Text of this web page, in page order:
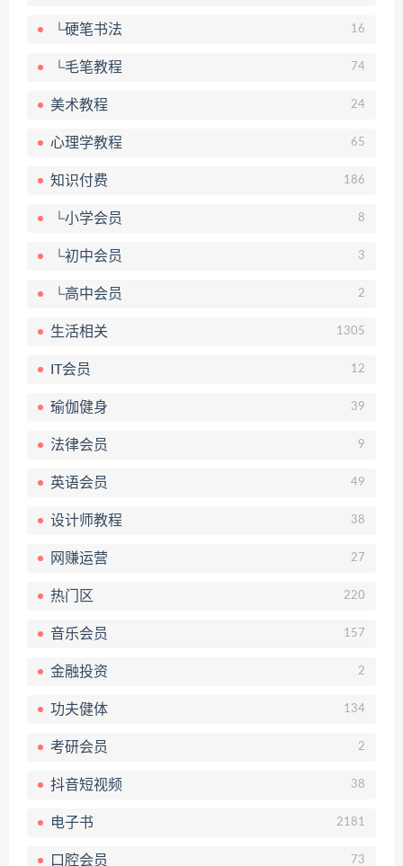
└硬笔书法 16
└毛笔教程 74
美术教程 24
心理学教程 65
知识付费 186
└小学会员 8
└初中会员 3
└高中会员 2
生活相关 1305
IT会员 12
瑜伽健身 39
法律会员 9
英语会员 49
设计师教程 38
网赚运营 27
热门区 220
音乐会员 157
金融投资 2
功夫健体 134
考研会员 2
抖音短视频 38
电子书 2181
口腔会员 73